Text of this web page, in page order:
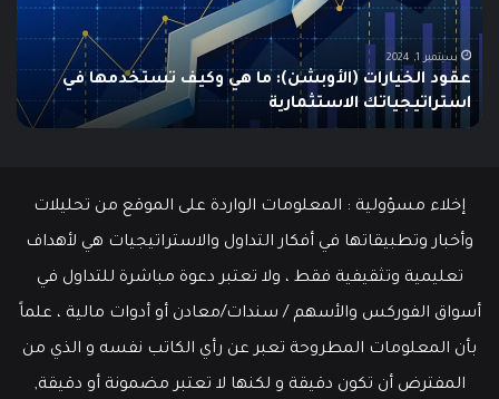
تنخفض
إلى
أدنى
مستوى
منذ
مايو
عمل
سبتمبر 19, 2024
مطالبات البطالة في الولايات المتحدة تنخفض إلى أدنى
مستوى منذ مايو وسط سوق عمل قوي
إخلاء مسؤولية : المعلومات الواردة على الموقع من تحليلات
وأخبار وتطبيقاتها في أفكار التداول والاستراتيجيات هي لأهداف
تعليمية وتثقيفية فقط ، ولا تعتبر دعوة مباشرة للتداول في
أسواق الفوركس والأسهم / سندات/معادن أو أدوات مالية ، علماً
بأن المعلومات المطروحة تعبر عن رأي الكاتب نفسه و الذي من
المفترض أن تكون دقيقة و لكنها لا تعتبر مضمونة أو دقيقة,